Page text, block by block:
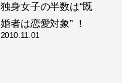
独身女子の半数は“既
婚者は恋愛対象” ！
2010.11.01